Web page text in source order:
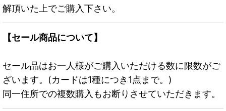
解頂いた上でご購入下さい。
【セール商品について】
セール品はお一人様がご購入いただける数に限数がご
ざいます。(カードは1種につき1点まで。)
同一住所での複数購入もお断りさせていただきます。